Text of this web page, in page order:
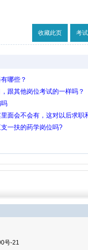
收藏此页 考
哪些？
跟其他岗位考试的一样吗？
面会不会有，这对以后求职
不是色弱，当时高中不懂就
一扶的药学岗位吗?
号-21